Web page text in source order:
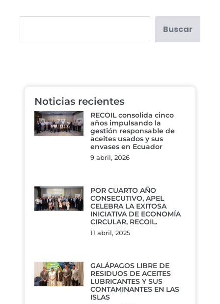
Buscar
Noticias recientes
RECOIL consolida cinco
años impulsando la
gestión responsable de
aceites usados y sus
envases en Ecuador
9 abril, 2026
POR CUARTO AÑO
CONSECUTIVO, APEL
CELEBRA LA EXITOSA
INICIATIVA DE ECONOMÍA
CIRCULAR, RECOIL.
11 abril, 2025
GALÁPAGOS LIBRE DE
RESIDUOS DE ACEITES
LUBRICANTES Y SUS
CONTAMINANTES EN LAS
ISLAS